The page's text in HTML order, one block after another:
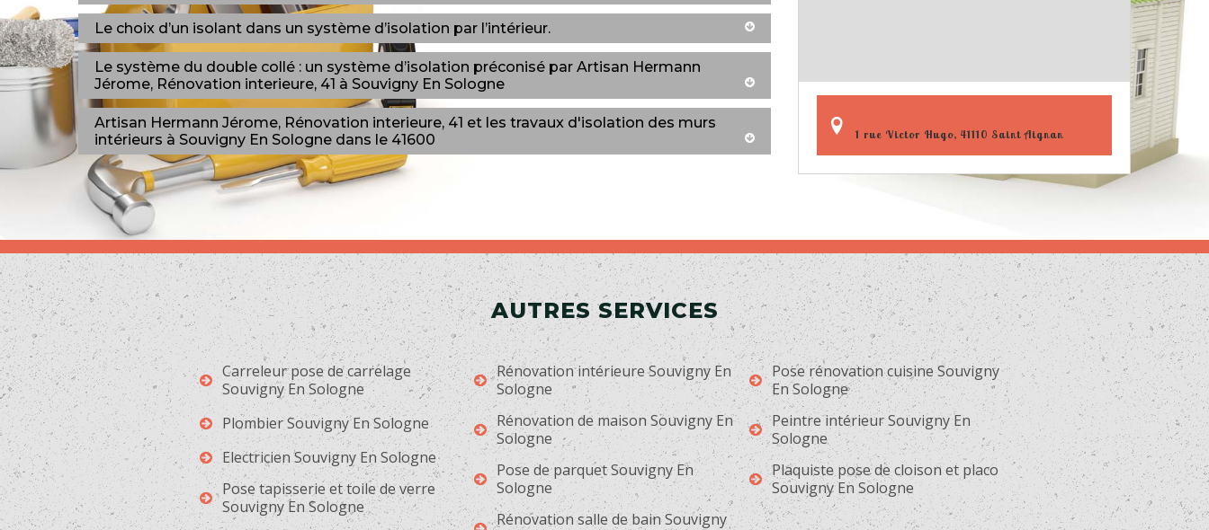
Le choix d’un isolant dans un système d’isolation par l’intérieur.
Le système du double collé : un système d’isolation préconisé par Artisan Hermann
Jérome, Rénovation interieure, 41 à Souvigny En Sologne
Artisan Hermann Jérome, Rénovation interieure, 41 et les travaux d'isolation des murs
intérieurs à Souvigny En Sologne dans le 41600
1 rue Victor Hugo, 41110 Saint Aignan
AUTRES SERVICES
Carreleur pose de carrelage
Souvigny En Sologne
Plombier Souvigny En Sologne
Electricien Souvigny En Sologne
Pose tapisserie et toile de verre
Souvigny En Sologne
Rénovation intérieure Souvigny En
Sologne
Rénovation de maison Souvigny En
Sologne
Pose de parquet Souvigny En
Sologne
Rénovation salle de bain Souvigny
Pose rénovation cuisine Souvigny
En Sologne
Peintre intérieur Souvigny En
Sologne
Plaquiste pose de cloison et placo
Souvigny En Sologne